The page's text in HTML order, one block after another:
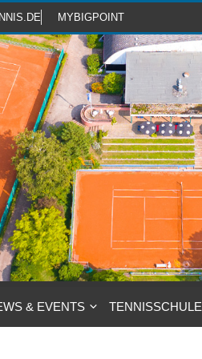
MYBIGPOINT
& EVENTS TENNISSCHULE